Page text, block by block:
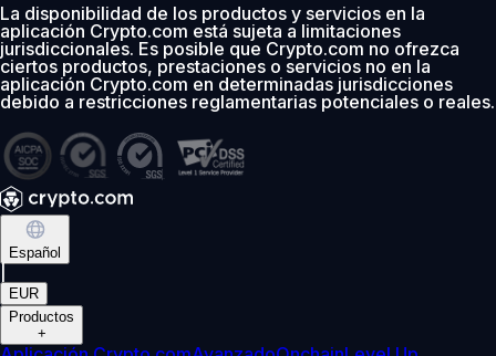
La disponibilidad de los productos y servicios en la
aplicación Crypto.com está sujeta a limitaciones
jurisdiccionales. Es posible que Crypto.com no ofrezca
ciertos productos, prestaciones o servicios no en la
aplicación Crypto.com en determinadas jurisdicciones
debido a restricciones reglamentarias potenciales o reales.
Español
EUR
Productos
+